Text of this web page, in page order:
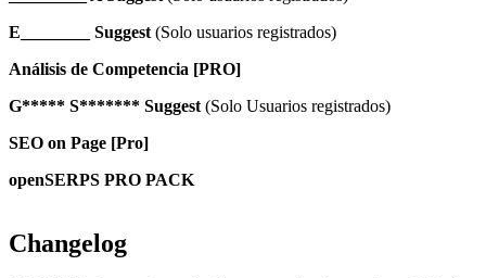
E________ Suggest (Solo usuarios registrados)
Análisis de Competencia [PRO]
G***** S******* Suggest (Solo Usuarios registrados)
SEO on Page [Pro]
openSERPS PRO PACK
Changelog